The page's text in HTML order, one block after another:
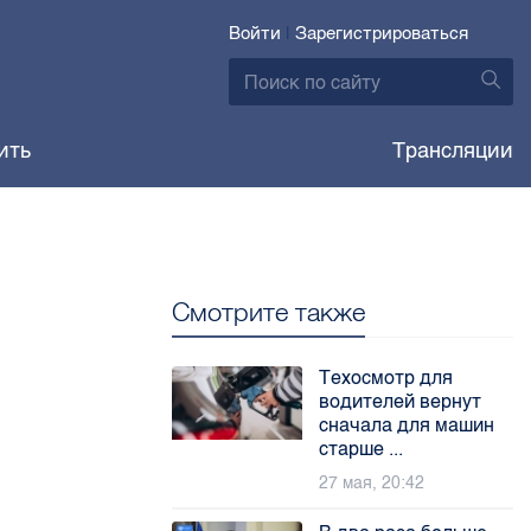
Войти | Зарегистрироваться
Трансляции
Смотрите также
Техосмотр для
водителей вернут
сначала для машин
старше ...
27 мая, 20:42